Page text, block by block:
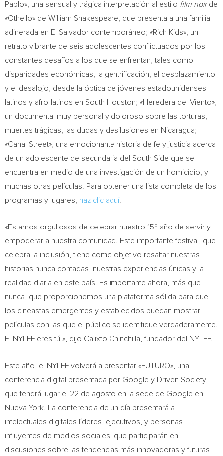
Pablo», una sensual y trágica interpretación al estilo film noirde
«Othello» de William Shakespeare , que presenta a una familia
adinerada en El Salvador contemporáneo; «Rich Kids», un
retrato vibrante de seis adolescentes conflictuados por los
constantes desafíos a los que se enfrentan, tales como
disparidades económicas, la gentrificación, el desplazamiento
y el desalojo, desde la óptica de jóvenes estadounidenses
latinos y afro-latinos en South Houston; «Heredera del Viento»,
un documental muy personal y doloroso sobre las torturas,
muertes trágicas, las dudas y desilusiones en Nicaragua;
«Canal Street», una emocionante historia de fe y justicia acerca
de un adolescente de secundaria del South Side que se
encuentra en medio de una investigación de un homicidio, y
muchas otras películas. Para obtener una lista completa de los
programas y lugares,
haz clic aquí
«Estamos orgullosos de celebrar nuestro 15º año de servir y
empoderar a nuestra comunidad. Este importante festival, que
celebra la inclusión, tiene como objetivo resaltar nuestras
historias nunca contadas, nuestras experiencias únicas y la
realidad diaria en este país. Es importante ahora, más que
nunca, que proporcionemos una plataforma sólida para que
los cineastas emergentes y establecidos puedan mostrar
películas con las que el público se identifique verdaderamente.
El NYLFF eres tú.», dijo Calixto Chinchilla , fundador del NYLFF.
Este año, el NYLFF volverá a presentar «FUTURO», una
conferencia digital presentada por Google y Driven Society,
que tendrá lugar el 22 de agosto en la sede de Google en
Nueva York . La conferencia de un día presentará a
intelectuales digitales líderes, ejecutivos, y personas
influyentes de medios sociales, que participarán en
discusiones sobre las tendencias más innovadoras y futuras